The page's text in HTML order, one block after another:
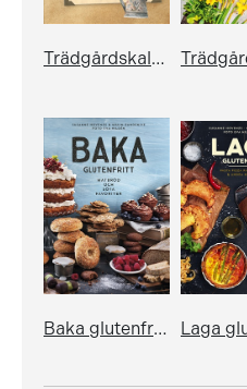
Trädgårdskalender – en fyll-i-bok med tips månad för månad
Baka glutenfritt